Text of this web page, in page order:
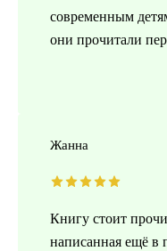
современным
они прочитали
Жанна
Книгу стоит
написанная ещё в